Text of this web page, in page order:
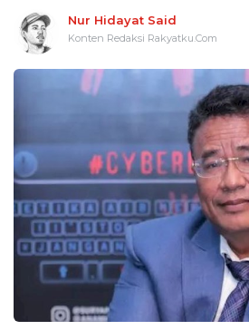
Nur Hidayat Said
Konten Redaksi Rakyatku.Com